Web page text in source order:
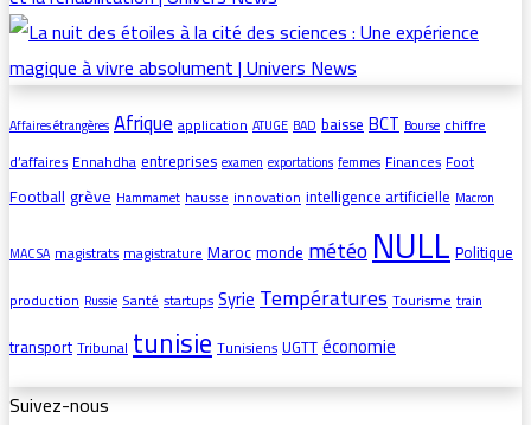
Affaires étrangères Afriqueapplication ATUGE BAD baisseBCT Bourse chiffre
d’affairesEnnahdhaentreprises examen exportations femmes FinancesFoot
Footballgrève Hammamet hausseinnovationintelligence artificielle Macron
MAC SA magistratsmagistratureMarocmondemétéoNULLPolitique
production Russie SantéstartupsSyrieTempératuresTourisme train
transportTribunaltunisieTunisiensUGTTéconomie
Suivez-nous